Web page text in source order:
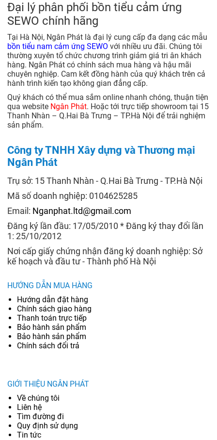
Đại lý phân phối bồn tiểu cảm ứng
SEWO chính hãng
Tại Hà Nội, Ngân Phát là đại lý cung cấp đa dạng các mẫu
bồn tiểu nam cảm ứng SEWO với nhiều ưu đãi. Chúng tôi
thường xuyên tổ chức chương trình giảm giá tri ân khách
hàng. Ngân Phát có chính sách mua hàng và hậu mãi
chuyên nghiệp. Cam kết đồng hành của quý khách trên cả
hành trình kiến tạo không gian đẳng cấp.
Quý khách có thể mua sắm online nhanh chóng, thuận tiện
qua website Ngân Phát. Hoặc tới trực tiếp showroom tại 15
Thanh Nhàn – Q.Hai Bà Trưng – TP.Hà Nội để trải nghiệm
sản phẩm.
Công ty TNHH Xây dựng và Thương mại
Ngân Phát
Trụ sở: 15 Thanh Nhàn - Q.Hai Bà Trưng - TP.Hà Nội
Mã số doanh nghiệp: 0104625285
Email: Nganphat.ltd@gmail.com
Đăng ký lần đầu: 17/05/2010 * Đăng ký thay đổi lần
1: 25/10/2012
Nơi cấp giấy chứng nhận đăng ký doanh nghiệp: Sở
kế hoạch và đầu tư - Thành phố Hà Nội
HƯỚNG DẪN MUA HÀNG
Hướng dẫn đặt hàng
Chính sách giao hàng
Thanh toán trực tiếp
Bảo hành sản phẩm
Bảo hành sản phẩm
Chính sách đổi trả
GIỚI THIỆU NGÂN PHÁT
Về chúng tôi
Liên hệ
Tìm đường đi
Quy định sử dụng
Tin tức